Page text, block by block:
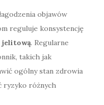
objawów
reguluje konsystencję
jelitową. Regularne
takich jak
ogólny stan zdrowia
ryzyko różnych